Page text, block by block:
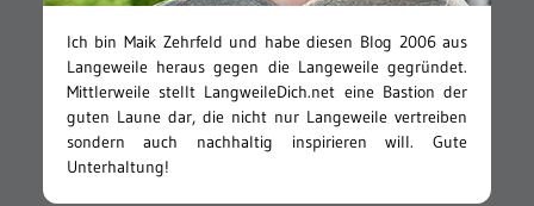
Ich bin Maik Zehrfeld und habe diesen Blog 2006 aus
Langeweile heraus gegen die Langeweile gegründet.
Mittlerweile stellt LangweileDich.net eine Bastion der
guten Laune dar, die nicht nur Langeweile vertreiben
sondern auch nachhaltig inspirieren will. Gute
Unterhaltung!